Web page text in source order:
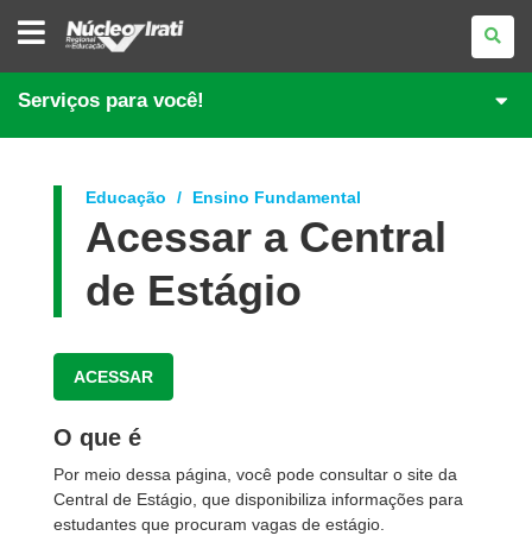
NÚCLEO
REGIONAL
EDUCAÇÃO
DE
IRATI
Serviços para você!
Educação Ensino Fundamental
Acessar a Central
de Estágio
ACESSAR
O que é
Por meio dessa página, você pode consultar o site da
Central de Estágio, que disponibiliza informações para
estudantes que procuram vagas de estágio.